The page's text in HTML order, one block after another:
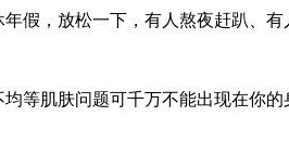
假，放松一下，有人熬夜赶趴、
等肌肤问题可千万不能出现在你